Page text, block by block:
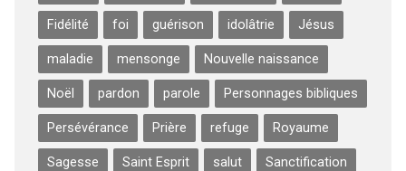
Fidélité foi guérison idolâtrie Jésus
maladie mensonge Nouvelle naissance
Noël pardon parole Personnages bibliques
Persévérance Prière refuge Royaume
Sagesse Saint Esprit salut Sanctification